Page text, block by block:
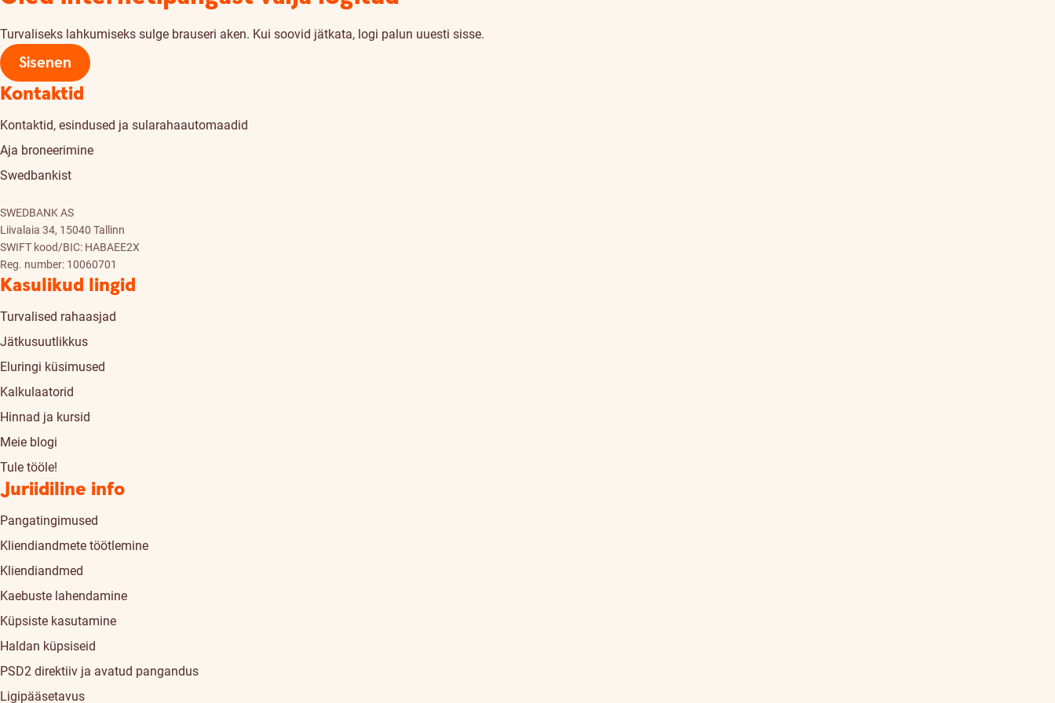
Turvaliseks lahkumiseks sulge brauseri aken. Kui soovid jätkata, logi palun uuesti sisse.
Sisenen
Kontaktid
Kontaktid, esindused ja sularahaautomaadid
Aja broneerimine
Swedbankist
SWEDBANK AS
Liivalaia 34, 15040 Tallinn
SWIFT kood/BIC: HABAEE2X
Reg. number: 10060701
Kasulikud lingid
Turvalised rahaasjad
Jätkusuutlikkus
Eluringi küsimused
Kalkulaatorid
Hinnad ja kursid
Meie blogi
Tule tööle!
Juriidiline info
Pangatingimused
Kliendiandmete töötlemine
Kliendiandmed
Kaebuste lahendamine
Küpsiste kasutamine
Haldan küpsiseid
PSD2 direktiiv ja avatud pangandus
Ligipääsetavus